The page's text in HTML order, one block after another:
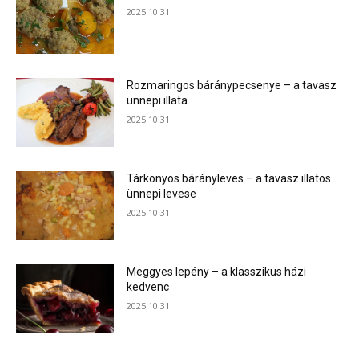
2025.10.31.
Rozmaringos báránypecsenye – a tavasz
ünnepi illata
2025.10.31.
Tárkonyos bárányleves – a tavasz illatos
ünnepi levese
2025.10.31.
Meggyes lepény – a klasszikus házi
kedvenc
2025.10.31.